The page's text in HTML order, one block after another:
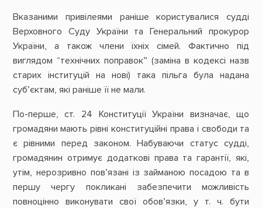
Вказаними привілеями раніше користувалися судді
Верховного Суду України та Генеральний прокурор
України, а також члени їхніх сімей. Фактично під
виглядом “технічних поправок” (заміна в кодексі назв
старих інституцій на нові) така пільга була надана
суб’єктам, які раніше її не мали.
По-перше, ст. 24 Конституції України визначає, що
громадяни мають рівні конституційні права і свободи та
є рівними перед законом. Набуваючи статус судді,
громадянин отримує додаткові права та гарантії, які,
утім, нерозривно пов’язані із займаною посадою та в
першу чергу покликані забезпечити можливість
повноцінно виконувати свої обов’язки, у т. ч. бути